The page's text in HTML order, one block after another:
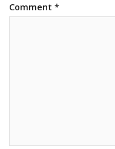
Comment *